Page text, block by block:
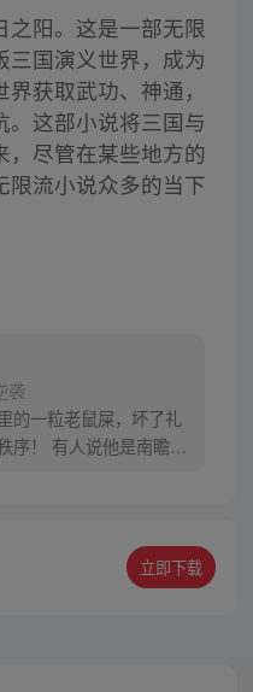
之阳。这是一部无限
三国演义世界，成为
获取武功、神通，
。这部小说将三国与
，尽管在某些地方的
限流小说众多的当下
袭
的一粒老鼠屎，坏了礼
序！ 有人说他是南瞻部
立即下载